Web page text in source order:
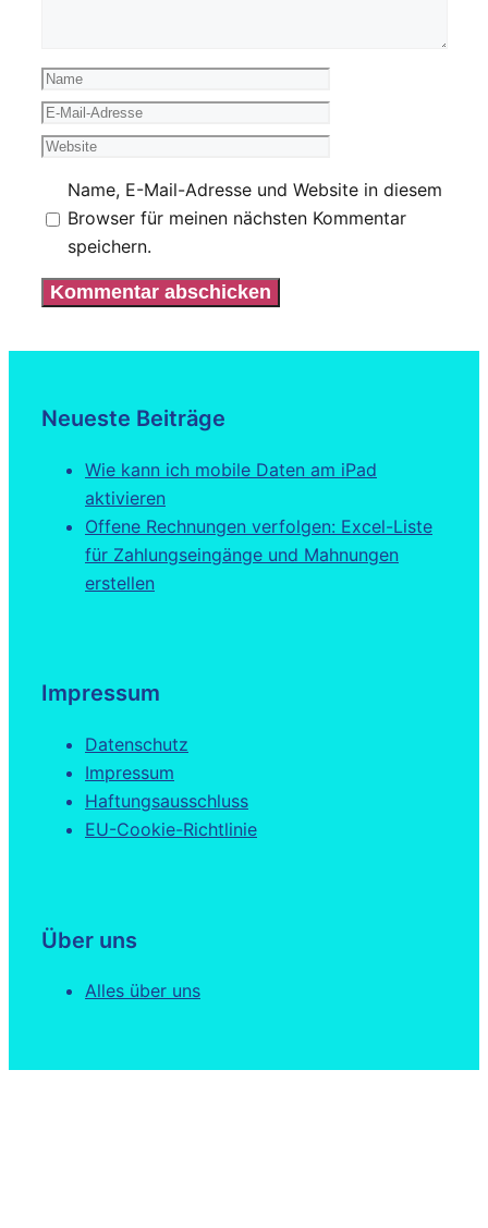
Name
E-
Mail-
Website
Name, E-Mail-Adresse und Website in diesem
Browser für meinen nächsten Kommentar
speichern.
Neueste Beiträge
Wie kann ich mobile Daten am iPad
aktivieren
Offene Rechnungen verfolgen: Excel-Liste
für Zahlungseingänge und Mahnungen
erstellen
Impressum
Datenschutz
Impressum
Haftungsausschluss
EU-Cookie-Richtlinie
Über uns
Alles über uns